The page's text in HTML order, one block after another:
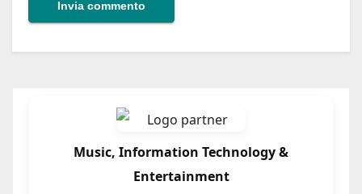
Music, Information Technology &
Entertainment